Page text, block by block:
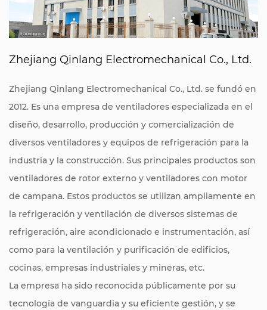
Zhejiang Qinlang Electromechanical Co., Ltd.
Zhejiang Qinlang Electromechanical Co., Ltd. se fundó en
2012. Es una empresa de ventiladores especializada en el
diseño, desarrollo, producción y comercialización de
diversos ventiladores y equipos de refrigeración para la
industria y la construcción. Sus principales productos son
ventiladores de rotor externo y ventiladores con motor
de campana. Estos productos se utilizan ampliamente en
la refrigeración y ventilación de diversos sistemas de
refrigeración, aire acondicionado e instrumentación, así
como para la ventilación y purificación de edificios,
cocinas, empresas industriales y mineras, etc.
La empresa ha sido reconocida públicamente por su
tecnología de vanguardia y su eficiente gestión, y se